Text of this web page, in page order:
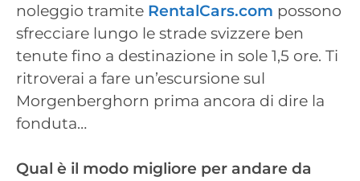
noleggio tramite RentalCars.com possono
sfrecciare lungo le strade svizzere ben
tenute fino a destinazione in sole 1,5 ore. Ti
ritroverai a fare un’escursione sul
Morgenberghorn prima ancora di dire la
fonduta…
Qual è il modo migliore per andare da